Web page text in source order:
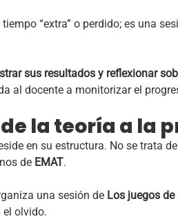
tiempo “extra” o perdido; es una
sus resultados y reflexionar
al docente a monitorizar el
la teoría a la
en su estructura. No se trata
de EMAT.
una sesión de Los juegos de
el olvido.